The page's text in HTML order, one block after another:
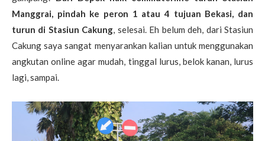
Manggrai, pindah ke peron 1 atau 4 tujuan Bekasi, dan
turun di Stasiun Cakung , selesai. Eh belum deh, dari Stasiun
Cakung saya sangat menyarankan kalian untuk menggunakan
angkutan online agar mudah, tinggal lurus, belok kanan, lurus
lagi, sampai.